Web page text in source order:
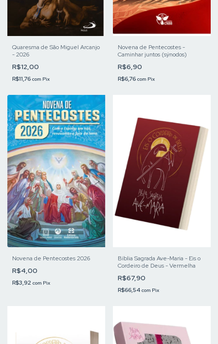
Quaresma de São Miguel Arcanjo
- 2026
R$12,00
R$11,76 com Pix
Novena de Pentecostes -
Caminhar juntos (sýnodos)
R$6,90
R$6,76 com Pix
Novena de Pentecostes 2026
R$4,00
R$3,92 com Pix
Bíblia Sagrada Ave-Maria - Eis o
Cordeiro de Deus - Vermelha
R$67,90
R$66,54 com Pix